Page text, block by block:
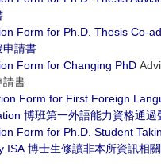
Form for Ph.D. Thesis Co-
申請書
Form for Changing PhD
請書
Form for First Foreign
博班第一外語能力資格通過
Form for Ph.D. Student
ISA 博士生修讀非本所資訊相